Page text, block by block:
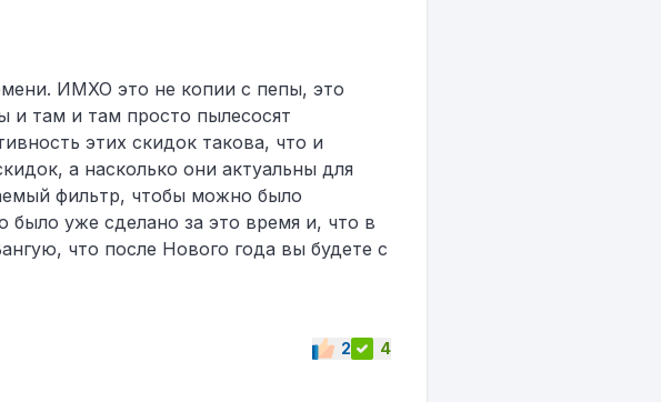
ИМХО это не копии с пепы, это
и там и там просто пылесосят
этих скидок такова, что и
а насколько они актуальны для
фильтр, чтобы можно было
уже сделано за это время и, что в
что после Нового года вы будете с
2
4